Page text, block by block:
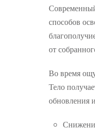
способов
от
Во время
Тело
обновления